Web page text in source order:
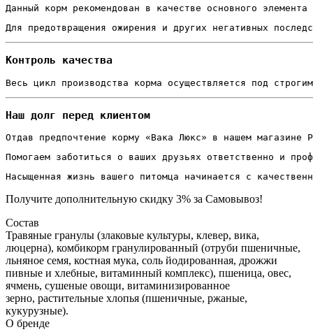
Данный корм рекомендован в качестве основного
Для предотвращения ожирения и других негативных
Контроль качества
Весь цикл производства корма осуществляется под
Наш долг перед клиентом
Отдав предпочтение корму «Вака Люкс» в нашем
Помогаем заботиться о ваших друзьях ответственно и
Насыщенная жизнь вашего питомца начинается с
Получите дополнительную скидку 3% за Самовывоз!
Состав
Травяные гранулы (злаковые культуры, клевер, вика,
люцерна), комбикорм гранулированный (отруби пшеничные,
льняное семя, костная мука, соль йодированная, дрожжи
пивные и хлебные, витаминный комплекс), пшеница, овес,
ячмень, сушеные овощи, витаминизированное
зерно, растительные хлопья (пшеничные, ржаные,
кукурузные).
О бренде